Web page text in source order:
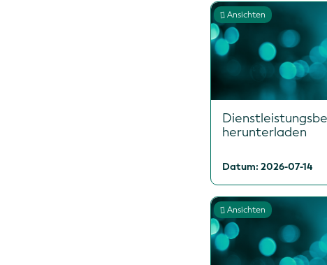
Ansichten
herunterladen
Datum: 2026-07-14
Ansichten